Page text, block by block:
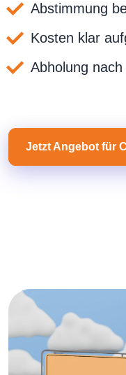
Abstimmung
Kosten klar
Abholung
Jetzt Angebot für